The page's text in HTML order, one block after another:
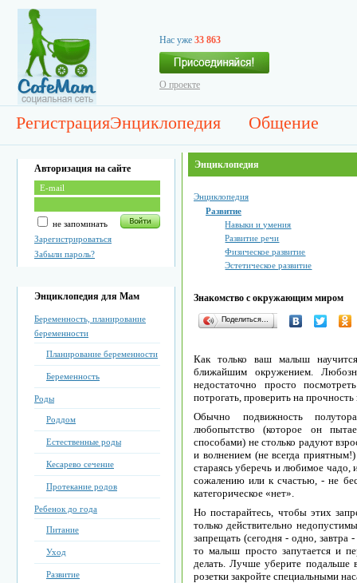
Нас уже 33 863
О проекте
РегистрацияЭнциклопедия Общение
Авторизация на сайте
не запоминать
Зарегистрироваться
Забыли пароль?
Энциклопедия для Мам
Беременность, планирование
беременности
Планирование беременности
Беременность
Роды
Роддом
Естественные роды
Кесарево сечение
Протекание родов
Ребенок до года
Питание
Уход
Развитие
Энциклопедия
Энциклопедия
Развитие
Навыки и умения
Развитие речи
Физическое развитие
Эстетическое развитие
Знакомство с окружающим миром
Поделиться…
Как только ваш малыш
ближайшим окружением.
недостаточно просто
потрогать, проверить на
Обычно подвижность
любопытство (которое он
способами) не столько радуют
и волнением (не всегда
стараясь уберечь и любимое
сожалению или к счастью, - не
категорическое «нет».
Но постарайтесь, чтобы этих
только действительно
запрещать (сегодня - одно, завтра
то малыш просто запутается и
делать. Лучше уберите подальше
розетки закройте специальными